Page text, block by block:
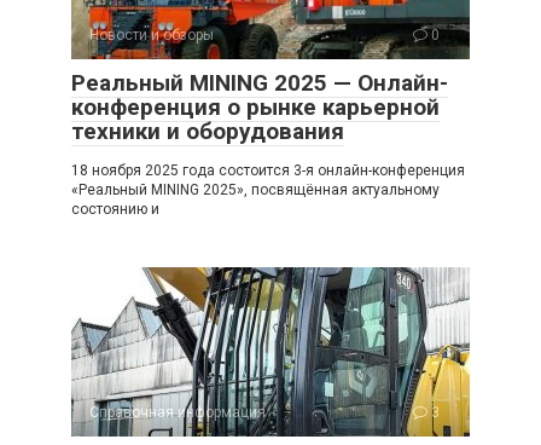
Новости и обзоры 0
Реальный MINING 2025 — Онлайн-
конференция о рынке карьерной
техники и оборудования
18 ноября 2025 года состоится 3-я онлайн-конференция
«Реальный MINING 2025», посвящённая актуальному
состоянию и
Справочная информация 3